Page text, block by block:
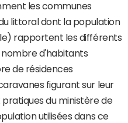
les communes
littoral dont la population
rapportent les différents
nombre d'habitants
de résidences
figurant sur leur
du ministère de
utilisées dans ce